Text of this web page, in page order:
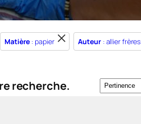
Matière : papier Auteur: allier frères
recherche.